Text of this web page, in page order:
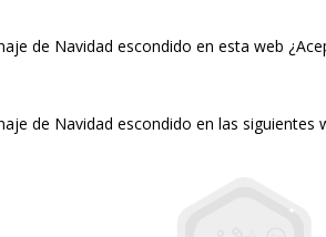
de Navidad escondido en esta web
de Navidad escondido en las siguientes